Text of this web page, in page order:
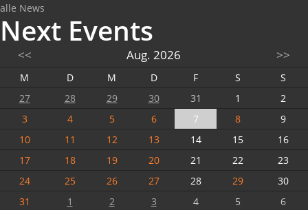
alle News
Next Events
<< Aug. 2026 >>
M D M D F S
S
27
28 29 30 31 1
2
3
4 5 6 7 8
9
10
11 12 13 14 15
16
17
18 19 20 21 22
23
24
25 26 27 28 29
30
31
1 2 3 4 5 6